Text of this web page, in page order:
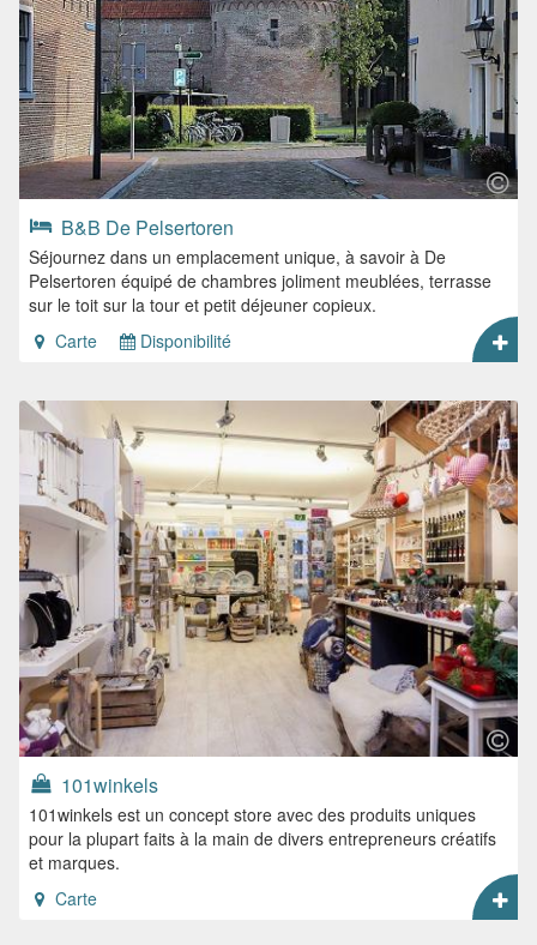
B&B De Pelsertoren
Séjournez dans un emplacement unique, à savoir à De
Pelsertoren équipé de chambres joliment meublées, terrasse
sur le toit sur la tour et petit déjeuner copieux.
Carte
Disponibilité
101winkels
101winkels est un concept store avec des produits uniques
pour la plupart faits à la main de divers entrepreneurs créatifs
et marques.
Carte